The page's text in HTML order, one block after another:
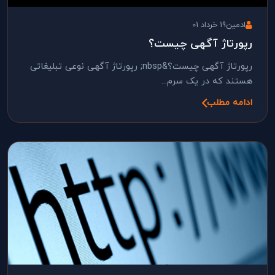
ادمین19 خرداد 01
رپورتاژ آگهی چیست؟
رپورتاژ آگهی چیست؟&nbsp; رپورتاژ آگهی نوعی تبلیغاتی
هستند که در یک سرم...
ادامه مطلب